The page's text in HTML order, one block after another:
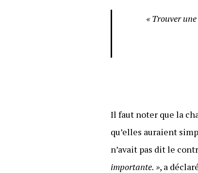
« Trouver
Il faut noter que la
qu’elles auraient
n’avait pas dit le
importante. », a